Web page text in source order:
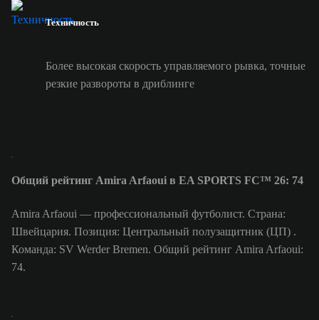
Техничность
Более высокая скорость управляемого рывка, точные
резкие развороты в дриблинге
Общий рейтинг Amira Arfaoui в EA SPORTS FC™ 26: 74
Amira Arfaoui — профессиональный футболист. Страна:
Швейцария. Позиция: Центральный полузащитник (ЦП) .
Команда: SV Werder Bremen. Общий рейтинг Amira Arfaoui:
74.